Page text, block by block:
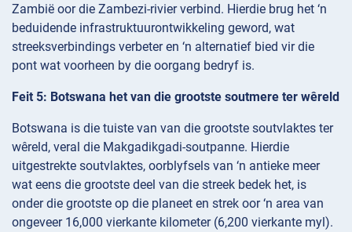
Zambië oor die Zambezi-rivier verbind. Hierdie brug het ‘n
beduidende infrastruktuurontwikkeling geword, wat
streeksverbindings verbeter en ‘n alternatief bied vir die
pont wat voorheen by die oorgang bedryf is.
Feit 5: Botswana het van die grootste soutmere ter wêreld
Botswana is die tuiste van van die grootste soutvlaktes ter
wêreld, veral die Makgadikgadi-soutpanne. Hierdie
uitgestrekte soutvlaktes, oorblyfsels van ‘n antieke meer
wat eens die grootste deel van die streek bedek het, is
onder die grootste op die planeet en strek oor ‘n area van
ongeveer 16,000 vierkante kilometer (6,200 vierkante myl).